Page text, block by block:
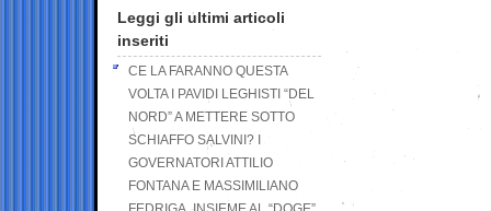
Leggi gli ultimi articoli
inseriti
CE LA FARANNO QUESTA
VOLTA I PAVIDI LEGHISTI “DEL
NORD” A METTERE SOTTO
SCHIAFFO SALVINI? I
GOVERNATORI ATTILIO
FONTANA E MASSIMILIANO